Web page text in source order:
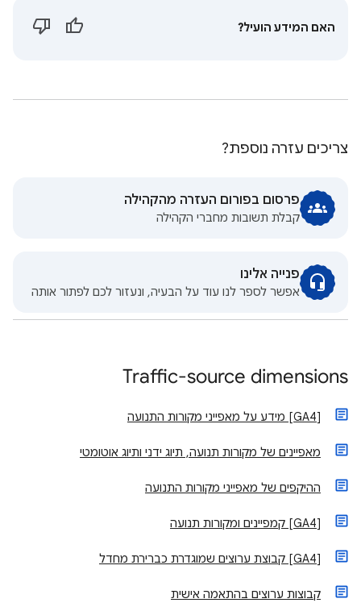
האם המידע הועיל?
צריכים עזרה נוספת?
פרסום בפורום העזרה מהקהילה
קבלת תשובות מחברי הקהילה
פנייה אלינו
אפשר לספר לנו עוד על הבעיה, ונעזור לכם לפתור אותה
Traffic-source dimensions
‫[GA4] מידע על מאפייני מקורות התנועה
מאפיינים של מקורות תנועה, תיוג ידני ותיוג אוטומטי
ההיקפים של מאפייני מקורות התנועה
[GA4] קמפיינים ומקורות תנועה
‫[GA4] קבוצת ערוצים שמוגדרת כברירת מחדל
קבוצות ערוצים בהתאמה אישית